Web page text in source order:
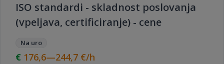
ISO standardi - skladnost poslovanja
(vpeljava, certificiranje) - cene
Na uro
176,6—244,7 €/h